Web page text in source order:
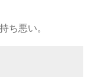
ち悪い。